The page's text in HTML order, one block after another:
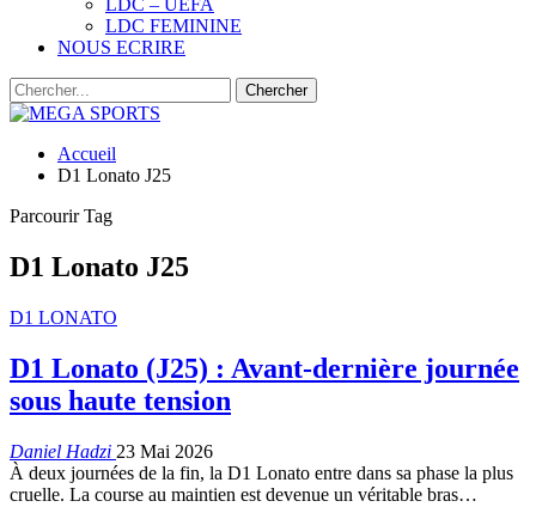
LDC – UEFA
LDC FEMININE
NOUS ECRIRE
Accueil
D1 Lonato J25
Parcourir Tag
D1 Lonato J25
D1 LONATO
D1 Lonato (J25) : Avant-dernière journée
sous haute tension
Daniel Hadzi 23 Mai 2026
À deux journées de la fin, la D1 Lonato entre dans sa phase la plus
cruelle. La course au maintien est devenue un véritable bras…